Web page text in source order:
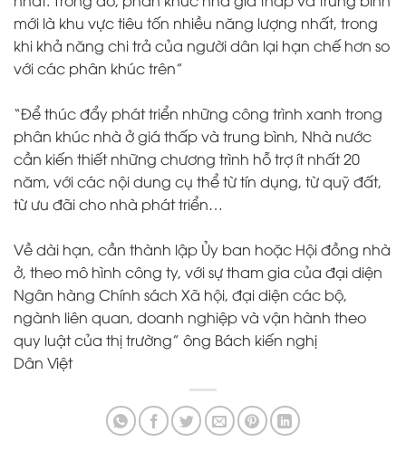
mới là khu vực tiêu tốn nhiều năng lượng nhất, trong
khi khả năng chi trả của người dân lại hạn chế hơn so
với các phân khúc trên”
“Để thúc đẩy phát triển những công trình xanh trong
phân khúc nhà ở giá thấp và trung bình, Nhà nước
cần kiến thiết những chương trình hỗ trợ ít nhất 20
năm, với các nội dung cụ thể từ tín dụng, từ quỹ đất,
từ ưu đãi cho nhà phát triển…
Về dài hạn, cần thành lập Ủy ban hoặc Hội đồng nhà
ở, theo mô hình công ty, với sự tham gia của đại diện
Ngân hàng Chính sách Xã hội, đại diện các bộ,
ngành liên quan, doanh nghiệp và vận hành theo
quy luật của thị trường” ông Bách kiến nghị
Dân Việt